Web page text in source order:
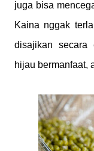
juga bisa
Kaina nggak
disajikan secara
hijau bermanfaat,